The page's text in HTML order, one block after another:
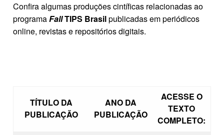
Confira algumas produções cintíficas relacionadas ao
programaFallTIPS Brasilpublicadas em periódicos
online, revistas e repositórios digitais.
TÍTULO DA
PUBLICAÇÃO
ANO DA
PUBLICAÇÃO
ACESSE O
TEXTO
COMPLETO: